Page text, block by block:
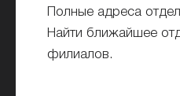
Полные адреса
Найти ближайшее
филиалов.